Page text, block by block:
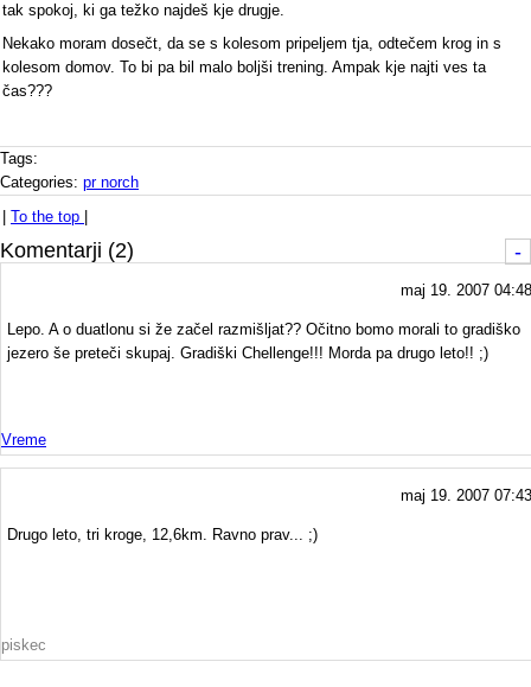
tak spokoj, ki ga težko najdeš kje drugje.
Nekako moram dosečt, da se s kolesom pripeljem tja, odtečem krog in s
kolesom domov. To bi pa bil malo boljši trening. Ampak kje najti ves ta
čas???
Tags:
Categories: pr norch
To the top
Komentarji (2) -
maj 19. 2007 04:48
Lepo. A o duatlonu si že začel razmišljat?? Očitno bomo morali to gradiško
jezero še preteči skupaj. Gradiški Chellenge!!! Morda pa drugo leto!! ;)
Vreme
maj 19. 2007 07:43
Drugo leto, tri kroge, 12,6km. Ravno prav... ;)
piskec